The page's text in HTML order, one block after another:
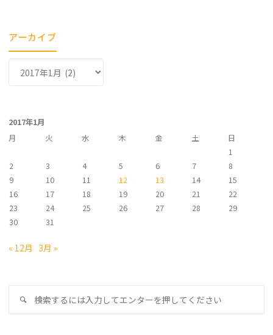
アーカイブ
ブ
2017年1月
月
火 水 木 金 土
日
1
2
3 4 5 6 7
8
9
10 11 12 13 14
15
16
17 18 19 20 21
22
23
24 25 26 27 28
29
30
31
« 12月 3月 »
検